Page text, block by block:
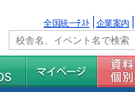
全国統一ﾃｽﾄ 企業案内